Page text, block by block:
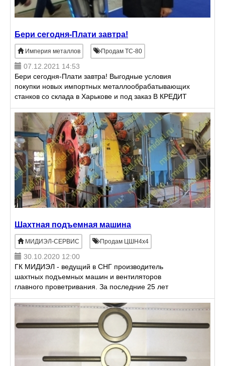
Бери сегодня-Плати завтра!
Империя металлов Продам ТС-80
07.12.2021 14:53
Бери сегодня-Плати завтра! Выгодные условия
покупки новых импортных металлообрабатывающих
станков со склада в Харькове и под заказ В КРЕДИТ
БЕЗ ДОПОЛНИТЕЛЬНОГО ЗАЛОГА, БЕЗ
ПЕРВОНАЧАЛЬНОГО ВЗНОСА Выго
Шахтная подъемная машина
МИДИЭЛ-СЕРВИС Продам ЦШН4х4
30.10.2020 12:00
ГК МИДИЭЛ - ведущий в СНГ производитель
шахтных подъемных машин и вентиляторов
главного проветривания. За последние 25 лет
своего существования ГК МИДИЭЛ разработала,
изготовила и осуществила поставк